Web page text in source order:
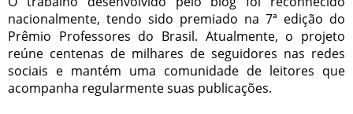
nacionalmente, tendo sido premiado na 7ª edição do
Prêmio Professores do Brasil. Atualmente, o projeto
reúne centenas de milhares de seguidores nas redes
sociais e mantém uma comunidade de leitores que
acompanha regularmente suas publicações.